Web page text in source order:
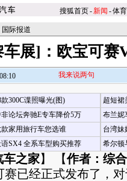
搜狐首页-新闻 -体育
国际报道
车展]：欧宝可赛
我来说两句
款300C谍照曝光(图)
论坛奔驰E专车降价5万
家用旅行车您选谁
语SX4 全系车型购买推荐
超短裙
布兰妮
台湾妹
希尔顿
车之家】 【作者：综
已经正式发布了，